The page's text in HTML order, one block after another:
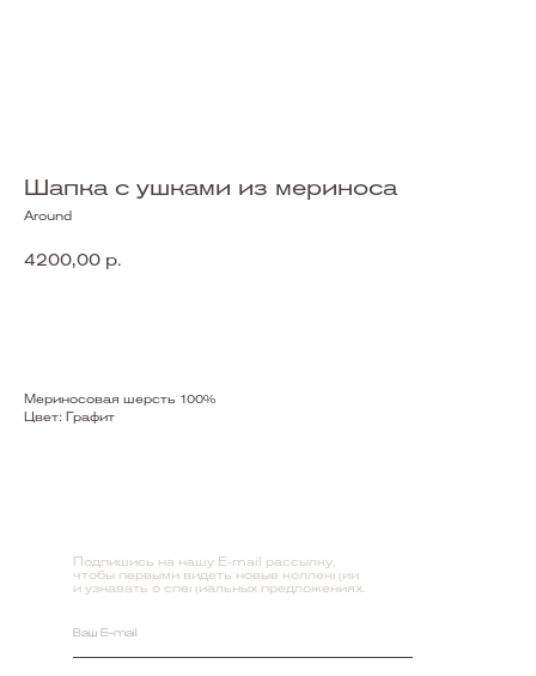
Шапка с ушками из мериноса
Around
4200,00 р.
Мериносовая шерсть 100%
Цвет: Графит
Подпишись на нашу E-mail рассылку,
чтобы первыми видеть новые коллекции
и узнавать о специальных предложениях.